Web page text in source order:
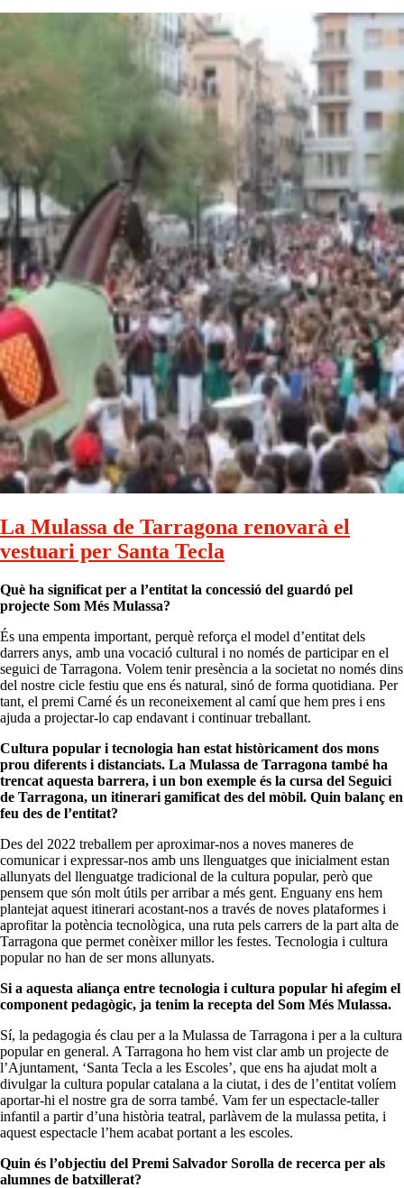
La Mulassa de Tarragona renovarà el
vestuari per Santa Tecla
Què ha significat per a l’entitat la concessió del guardó pel
projecte Som Més Mulassa?
És una empenta important, perquè reforça el model d’entitat dels
darrers anys, amb una vocació cultural i no només de participar en el
seguici de Tarragona. Volem tenir presència a la societat no només dins
del nostre cicle festiu que ens és natural, sinó de forma quotidiana. Per
tant, el premi Carné és un reconeixement al camí que hem pres i ens
ajuda a projectar-lo cap endavant i continuar treballant.
Cultura popular i tecnologia han estat històricament dos mons
prou diferents i distanciats. La Mulassa de Tarragona també ha
trencat aquesta barrera, i un bon exemple és la cursa del Seguici
de Tarragona, un itinerari gamificat des del mòbil. Quin balanç en
feu des de l’entitat?
Des del 2022 treballem per aproximar-nos a noves maneres de
comunicar i expressar-nos amb uns llenguatges que inicialment estan
allunyats del llenguatge tradicional de la cultura popular, però que
pensem que són molt útils per arribar a més gent. Enguany ens hem
plantejat aquest itinerari acostant-nos a través de noves plataformes i
aprofitar la potència tecnològica, una ruta pels carrers de la part alta de
Tarragona que permet conèixer millor les festes. Tecnologia i cultura
popular no han de ser mons allunyats.
Si a aquesta aliança entre tecnologia i cultura popular hi afegim el
component pedagògic, ja tenim la recepta del Som Més Mulassa.
Sí, la pedagogia és clau per a la Mulassa de Tarragona i per a la cultura
popular en general. A Tarragona ho hem vist clar amb un projecte de
l’Ajuntament, ‘Santa Tecla a les Escoles’, que ens ha ajudat molt a
divulgar la cultura popular catalana a la ciutat, i des de l’entitat volíem
aportar-hi el nostre gra de sorra també. Vam fer un espectacle-taller
infantil a partir d’una història teatral, parlàvem de la mulassa petita, i
aquest espectacle l’hem acabat portant a les escoles.
Quin és l’objectiu del Premi Salvador Sorolla de recerca per als
alumnes de batxillerat?